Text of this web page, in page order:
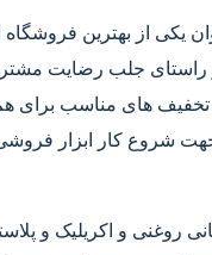
یکی از بهترین فروشگاه
راستای جلب رضایت
تخفیف های مناسب
شروع کار ابزار
روغنی و اکریلیک و